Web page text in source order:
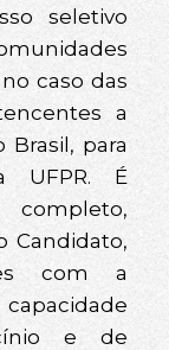
seletivo
caso das
a
para
UFPR. É
completo,
Candidato,
com a
e de